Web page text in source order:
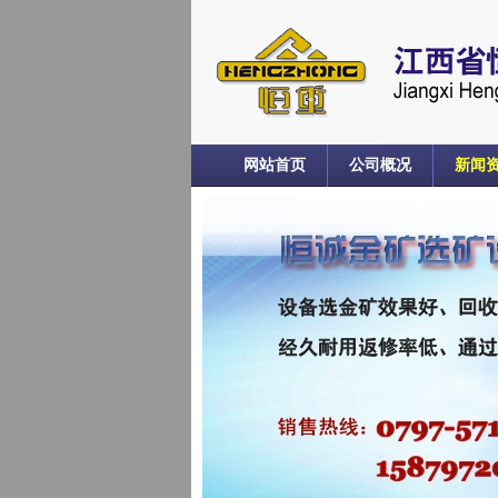
网站首页 公司概况 新闻